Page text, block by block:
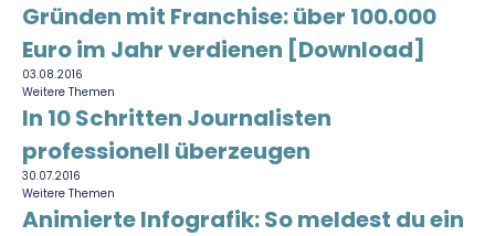
Gründen mit Franchise: über 100.000
Euro im Jahr verdienen [Download]
03.08.2016
Weitere Themen
In 10 Schritten Journalisten
professionell überzeugen
30.07.2016
Weitere Themen
Animierte Infografik: So meldest du ein